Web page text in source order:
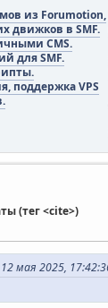
из Forumotion,
движков в SMF.
CMS.
для SMF.
поддержка VPS
(тег <cite>)
мая 2025,